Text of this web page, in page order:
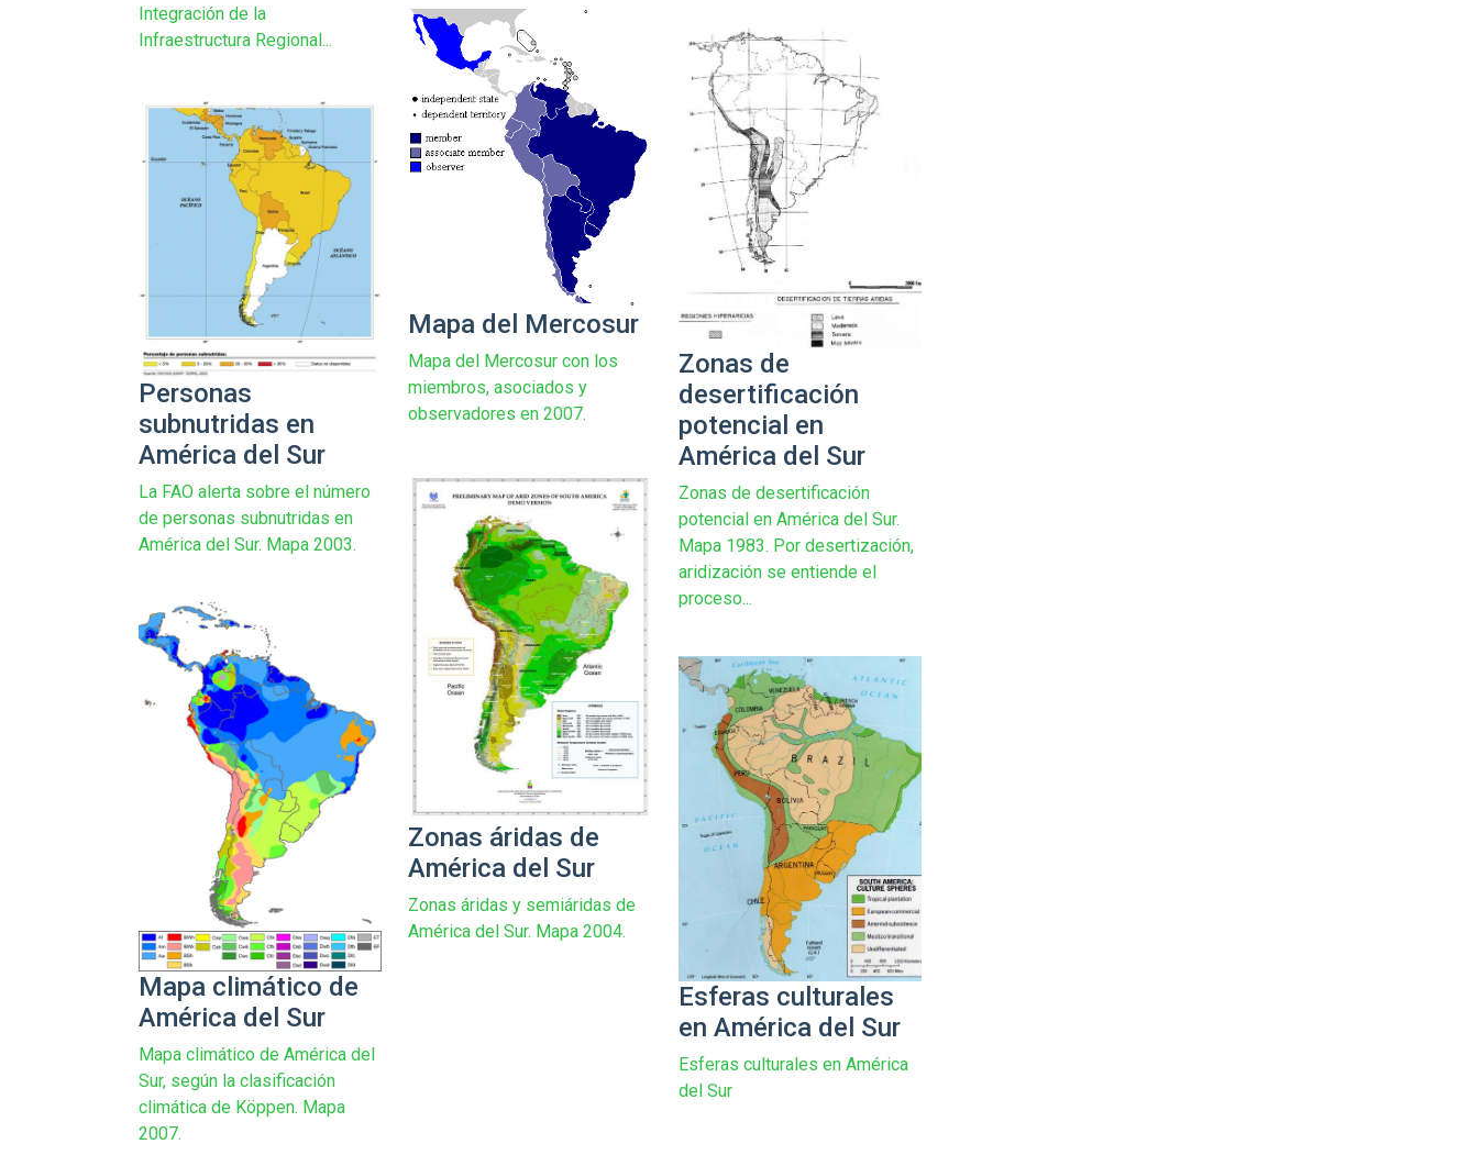
Integración de la
Infraestructura Regional...
Mapa del Mercosur
Mapa del Mercosur con los
miembros, asociados y
observadores en 2007.
Zonas de
desertificación
potencial en
América del Sur
Zonas de desertificación
potencial en América del Sur.
Mapa 1983. Por desertización,
aridización se entiende el
proceso...
Personas
subnutridas en
América del Sur
La FAO alerta sobre el número
de personas subnutridas en
América del Sur. Mapa 2003.
Zonas áridas de
América del Sur
Zonas áridas y semiáridas de
América del Sur. Mapa 2004.
Mapa climático de
América del Sur
Mapa climático de América del
Sur, según la clasificación
climática de Köppen. Mapa
2007.
Esferas culturales
en América del Sur
Esferas culturales en América
del Sur